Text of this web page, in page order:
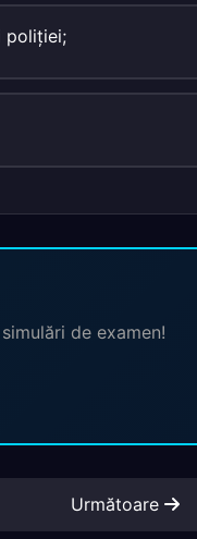
poliţiei;
de examen!
Următoare